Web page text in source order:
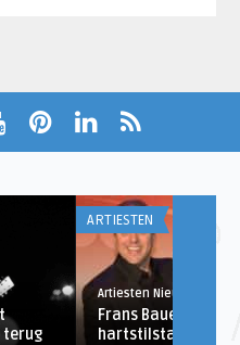
terug
ARTIESTEN
Artiesten Nieuws
Frans Bauer
hartstilstand